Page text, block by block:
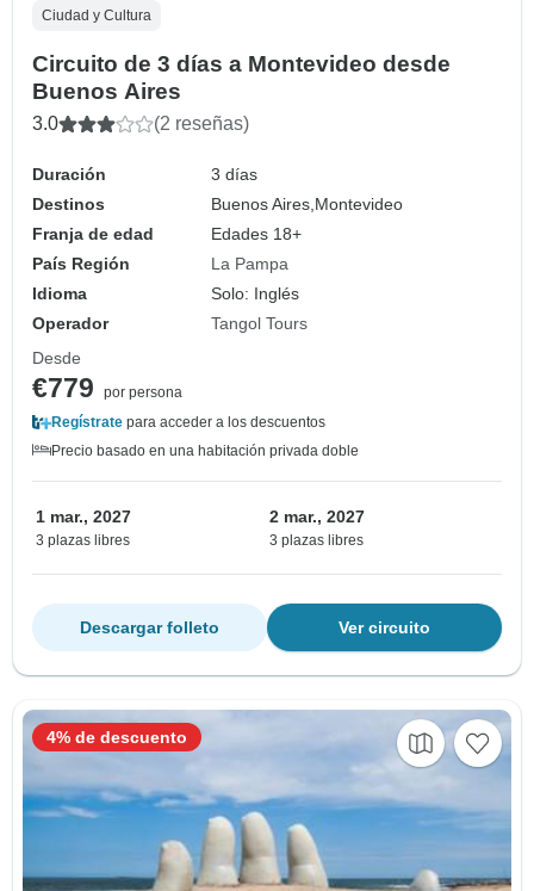
Ciudad y Cultura
Circuito de 3 días a Montevideo desde
Buenos Aires
3.0 (2 reseñas)
Duración
3 días
Destinos
Buenos Aires, Montevideo
Franja de edad
Edades 18+
País Región
La Pampa
Idioma
Solo: Inglés
Operador
Tangol Tours
Desde
€779
por persona
Regístrate para acceder a los descuentos
Precio basado en una habitación privada doble
1 mar., 2027
3 plazas libres
2 mar., 2027
3 plazas libres
Ver circuito
Descargar folleto
4% de descuento